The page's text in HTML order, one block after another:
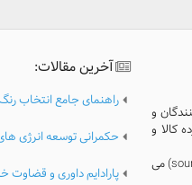
برنامه‌ها فراهم می‌شود. در کل، Jetson Nano می‌تواند به
مورد استفاده
و
کالا و
این پلتفرم همچنین یک بانک اطلاعاتی معتبر نیز برای استعلام قیمت (sourcing) می
آخرین مقالات:
راهنمای جامع انتخاب رنگ ترموود؛ بررسی انواع
حکمرانی توسعه انرژی های تجدیدپذیر در ایران؛ تحلیل مدیریتی موانع
پارادایم داوری و قضاوت